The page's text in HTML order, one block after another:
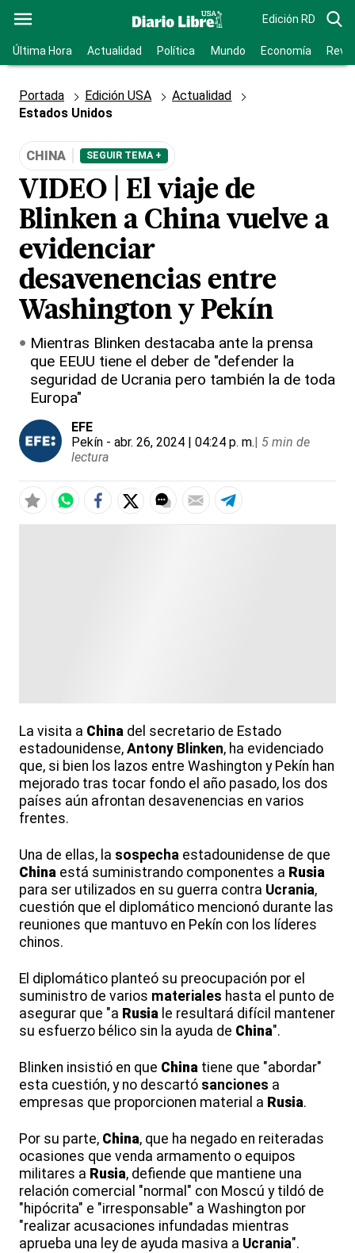
Edición RD
Última Hora Actualidad Política Mundo Economía
Portada Edición USA
Actualidad
Estados Unidos
CHINA SEGUIR TEMA +
VIDEO | El viaje de
Blinken a China vuelve a
evidenciar
desavenencias entre
Washington y Pekín
Mientras Blinken destacaba ante la prensa
que EEUU tiene el deber de "defender la
seguridad de Ucrania pero también la de toda
Europa"
EFE
Pekín - abr. 26, 2024 | 04:24 p. m.| 5 min de
lectura
La visita a China del secretario de Estado
estadounidense, Antony Blinken, ha evidenciado
que, si bien los lazos entre Washington y Pekín han
mejorado tras tocar fondo el año pasado, los dos
países aún afrontan desavenencias en varios
frentes.
Una de ellas, la sospecha estadounidense de que
China está suministrando componentes a Rusia
para ser utilizados en su guerra contra Ucrania,
cuestión que el diplomático mencionó durante las
reuniones que mantuvo en Pekín con los líderes
chinos.
El diplomático planteó su preocupación por el
suministro de varios materiales hasta el punto de
asegurar que "a Rusia le resultará difícil mantener
su esfuerzo bélico sin la ayuda de China".
Blinken insistió en que China tiene que "abordar"
esta cuestión, y no descartó sanciones a
empresas que proporcionen material a Rusia.
Por su parte, China, que ha negado en reiteradas
ocasiones que venda armamento o equipos
militares a Rusia, defiende que mantiene una
relación comercial "normal" con Moscú y tildó de
"hipócrita" e "irresponsable" a Washington por
"realizar acusaciones infundadas mientras
aprueba una ley de ayuda masiva a Ucrania".